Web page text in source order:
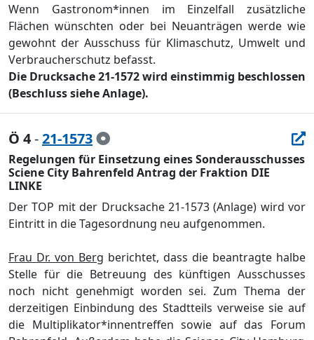
Wenn Gastronom*innen im Einzelfall zusätzliche
Flächen wünschten oder bei Neuanträgen werde wie
gewohnt der Ausschuss für Klimaschutz, Umwelt und
Verbraucherschutz befasst.
Die Drucksache 21-1572 wird einstimmig beschlossen
(Beschluss siehe Anlage).
Ö 4-21-1573
Regelungen für Einsetzung eines Sonderausschusses
Sciene City Bahrenfeld Antrag der Fraktion DIE
LINKE
Der TOP mit der Drucksache 21-1573 (Anlage) wird vor
Eintritt in die Tagesordnung neu aufgenommen.
Frau Dr. von Berg berichtet, dass die beantragte halbe
Stelle für die Betreuung des künftigen Ausschusses
noch nicht genehmigt wordensei. Zum Thema der
derzeitigen Einbindung des Stadtteils verweise sie auf
die Multiplikator*innentreffen sowie auf das Forum